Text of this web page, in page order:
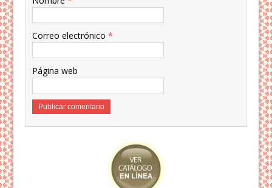
Correo electrónico*
Página web